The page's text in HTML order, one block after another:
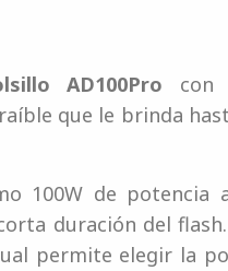
AD100Pro con
que le brinda
100W de potencia
duración del
permite elegir la